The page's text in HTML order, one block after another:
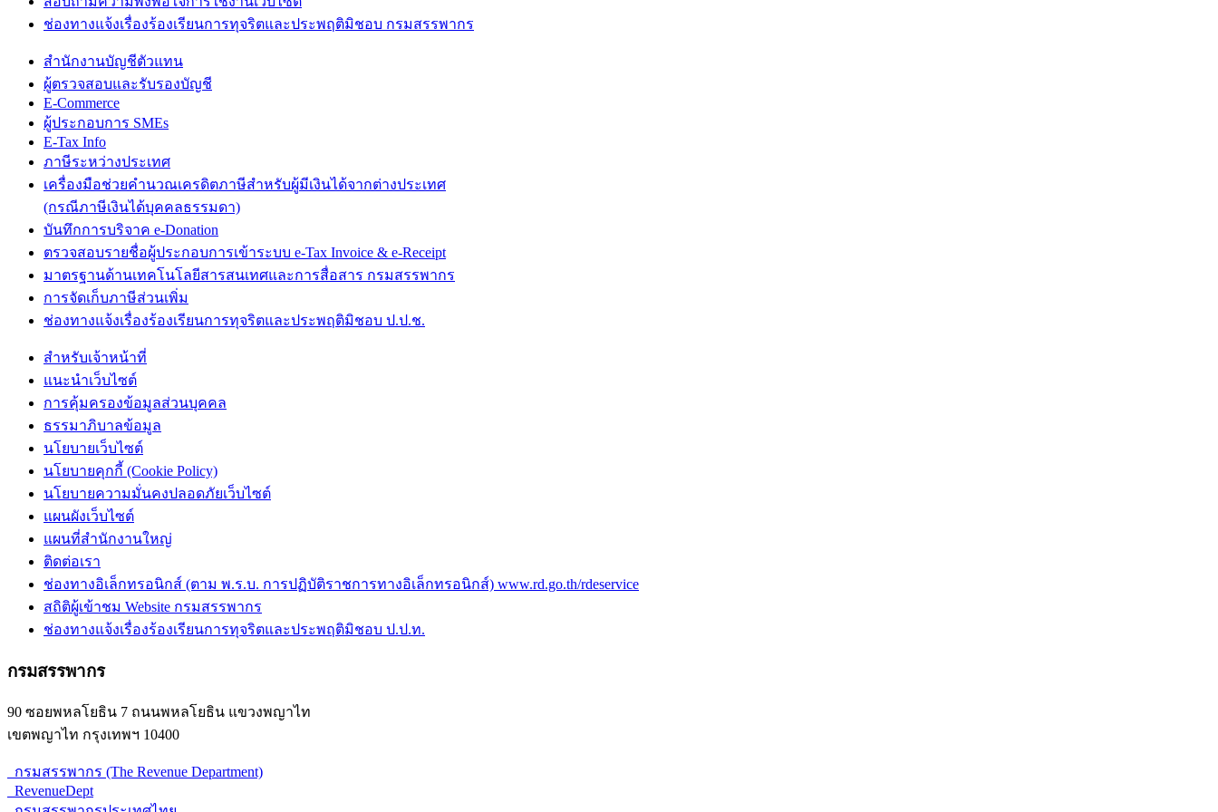
ช่องทางแจ้งเรื่องร้องเรียนการทุจริตและประพฤติมิชอบ กรมสรรพากร
สำนักงานบัญชีตัวแทน
ผู้ตรวจสอบและรับรองบัญชี
E-Commerce
ผู้ประกอบการ SMEs
E-Tax Info
ภาษีระหว่างประเทศ
เครื่องมือช่วยคำนวณเครดิตภาษีสำหรับผู้มีเงินได้จากต่างประเทศ
(กรณีภาษีเงินได้บุคคลธรรมดา)
บันทึกการบริจาค e-Donation
ตรวจสอบรายชื่อผู้ประกอบการเข้าระบบ e-Tax Invoice & e-Receipt
มาตรฐานด้านเทคโนโลยีสารสนเทศและการสื่อสาร กรมสรรพากร
การจัดเก็บภาษีส่วนเพิ่ม
ช่องทางแจ้งเรื่องร้องเรียนการทุจริตและประพฤติมิชอบ ป.ป.ช.
สำหรับเจ้าหน้าที่
แนะนำเว็บไซต์
การคุ้มครองข้อมูลส่วนบุคคล
ธรรมาภิบาลข้อมูล
นโยบายเว็บไซต์
นโยบายคุกกี้ (Cookie Policy)
นโยบายความมั่นคงปลอดภัยเว็บไซต์
แผนผังเว็บไซต์
แผนที่สำนักงานใหญ่
ติดต่อเรา
ช่องทางอิเล็กทรอนิกส์ (ตาม พ.ร.บ. การปฏิบัติราชการทางอิเล็กทรอนิกส์) www.rd.go.th/rdeservice
สถิติผู้เข้าชม Website กรมสรรพากร
ช่องทางแจ้งเรื่องร้องเรียนการทุจริตและประพฤติมิชอบ ป.ป.ท.
กรมสรรพากร
90 ซอยพหลโยธิน 7 ถนนพหลโยธิน แขวงพญาไท
เขตพญาไท กรุงเทพฯ 10400
กรมสรรพากร (The Revenue Department)
RevenueDept